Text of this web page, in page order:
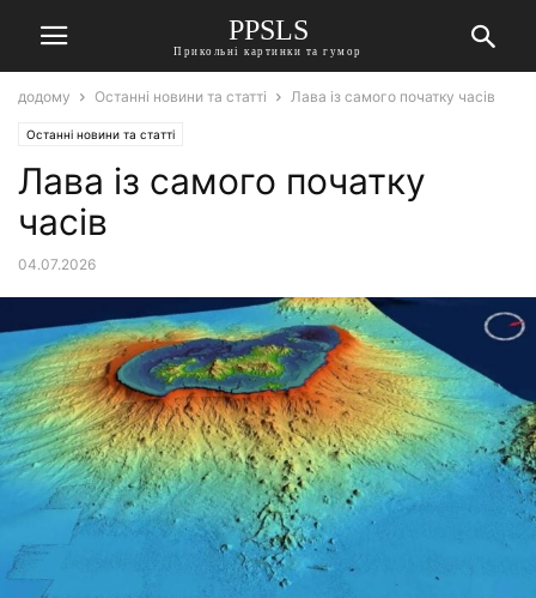
PPSLS
Прикольні картинки та гумор
додому Останні новини та статті Лава із самого початку часів
Останні новини та статті
Лава із самого початку
часів
04.07.2026